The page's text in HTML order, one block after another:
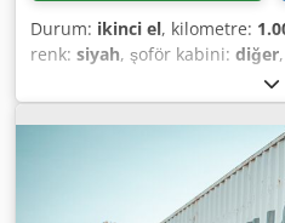
Durum: ikinci el, kilometre:
renk: siyah, şoför kabini: diğer
, Vehicle location:
system Dodpfsi Rl Tvox Aklock
with articulation hook for
from Daimler-Benz Actros
ACCESSORY DETAILS
change, prior sale and errors